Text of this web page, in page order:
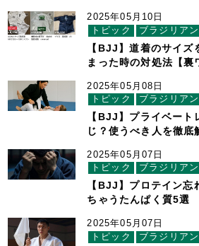
2025年05月10日
トピック
ブラジリア
【BJJ】道着のサイズ
まった時の対処法【裏
2025年05月08日
トピック
ブラジリア
【BJJ】プライベート
じ？使うべき人を徹底
2025年05月07日
トピック
ブラジリア
【BJJ】プロテイン忘
ちゃうたんぱく質5選
2025年05月07日
トピック
ブラジリア